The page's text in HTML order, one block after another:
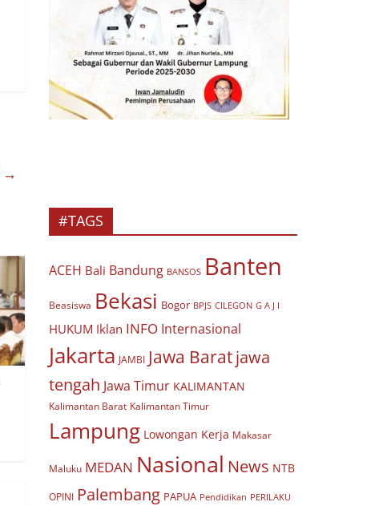
→
#TAGS
ACEH Bali Bandung BANSOS Banten
Beasiswa Bekasi Bogor BPJS CILEGON G A J I
HUKUM Iklan INFO Internasional
Jakarta JAMBI Jawa Baratjawa
tengah Jawa Timur KALIMANTAN
Kalimantan Barat Kalimantan Timur
Lampung Lowongan Kerja Makasar
Maluku MEDAN Nasional News NTB
OPINI Palembang PAPUA Pendidikan PERILAKU